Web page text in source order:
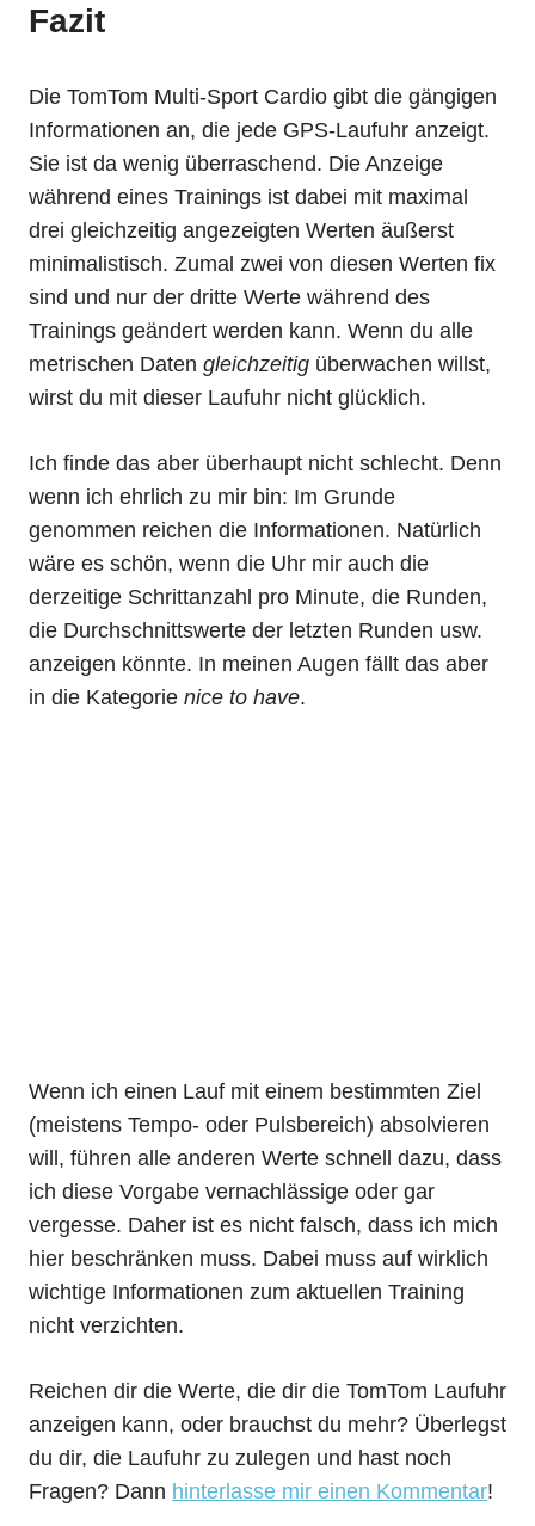
Fazit
Die TomTom Multi-Sport Cardio gibt die gängigen
Informationen an, die jede GPS-Laufuhr anzeigt.
Sie ist da wenig überraschend. Die Anzeige
während eines Trainings ist dabei mit maximal
drei gleichzeitig angezeigten Werten äußerst
minimalistisch. Zumal zwei von diesen Werten fix
sind und nur der dritte Werte während des
Trainings geändert werden kann. Wenn du alle
metrischen Daten gleichzeitig überwachen willst,
wirst du mit dieser Laufuhr nicht glücklich.
Ich finde das aber überhaupt nicht schlecht. Denn
wenn ich ehrlich zu mir bin: Im Grunde
genommen reichen die Informationen. Natürlich
wäre es schön, wenn die Uhr mir auch die
derzeitige Schrittanzahl pro Minute, die Runden,
die Durchschnittswerte der letzten Runden usw.
anzeigen könnte. In meinen Augen fällt das aber
in die Kategorie nice to have.
Wenn ich einen Lauf mit einem bestimmten Ziel
(meistens Tempo- oder Pulsbereich) absolvieren
will, führen alle anderen Werte schnell dazu, dass
ich diese Vorgabe vernachlässige oder gar
vergesse. Daher ist es nicht falsch, dass ich mich
hier beschränken muss. Dabei muss auf wirklich
wichtige Informationen zum aktuellen Training
nicht verzichten.
Reichen dir die Werte, die dir die TomTom Laufuhr
anzeigen kann, oder brauchst du mehr? Überlegst
du dir, die Laufuhr zu zulegen und hast noch
Fragen? Dann hinterlasse mir einen Kommentar!